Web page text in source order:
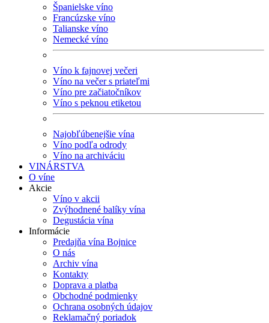
Španielske víno
Francúzske víno
Talianske víno
Nemecké víno
Víno k fajnovej večeri
Víno na večer s priateľmi
Víno pre začiatočníkov
Víno s peknou etiketou
Najobľúbenejšie vína
Víno podľa odrody
Víno na archiváciu
VINÁRSTVA
O víne
Akcie
Víno v akcii
Zvýhodnené balíky vína
Degustácia vína
Informácie
Predajňa vína Bojnice
O nás
Archiv vína
Kontakty
Doprava a platba
Obchodné podmienky
Ochrana osobných údajov
Reklamačný poriadok